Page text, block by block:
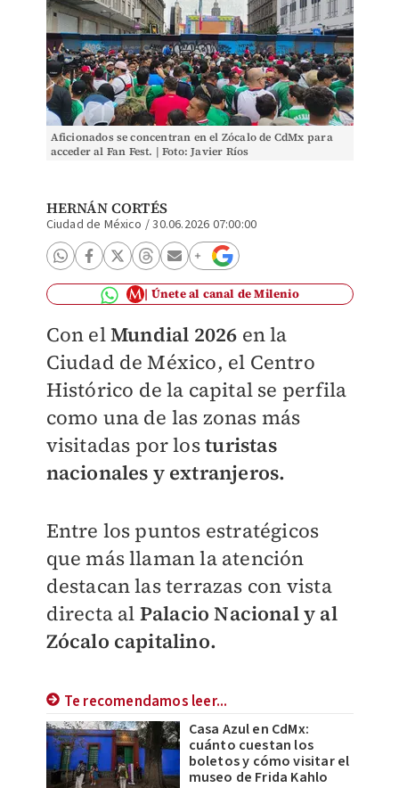
Aficionados se concentran en el Zócalo de CdMx para
acceder al Fan Fest. | Foto: Javier Ríos
HERNÁN CORTÉS
Ciudad de México /30.06.2026 07:00:00
Únete al canal de Milenio
Con elMundial 2026 en la
Ciudad de México, el Centro
Histórico de la capital se perfila
como una de las zonas más
visitadas por losturistas
nacionales y extranjeros.
Entre los puntos estratégicos
que más llaman la atención
destacan las terrazas con vista
directa al Palacio Nacional y al
Zócalo capitalino.
Te recomendamos leer...
Casa Azul en CdMx:
cuánto cuestan los
boletos y cómo visitar el
museo de Frida Kahlo